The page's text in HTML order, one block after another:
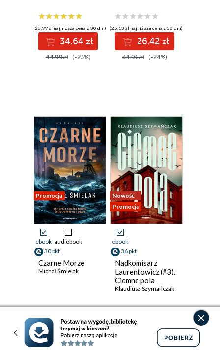
(26,99 zł najniższa cena z 30 dni)
34.64 zł
44.99zł (-23%)
(25,13 zł najniższa cena z 30 dni)
26.42 zł
34.90zł (-24%)
Promocja
ebook audiobook
30 pkt
Czarne Morze
Michał Śmielak
(23,99 zł najniższa cena z 30 dni)
30.79 zł
39.99zł (-23%)
Nowość
Promocja
ebook
36 pkt
Nadkomisarz
Laurentowicz (#3).
Ciemne pola
Klaudiusz Szymańczak
(44,90 zł najniższa cena z 30 dni)
36.37 zł
(-19%)